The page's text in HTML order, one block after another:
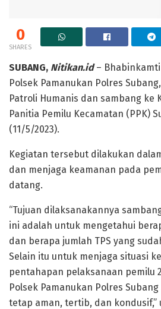
0
SHARES
SUBANG, Nitikan.id–
Polsek Pamanukan Polres
Patroli Humanis dan sambang ke
Panitia Pemilu Kecamatan (PPK)
(11/5/2023).
Kegiatan tersebut dilakukan
dan menjaga keamanan pada
datang.
“Tujuan dilaksanakannya
ini adalah untuk mengetahui
dan berapa jumlah TPS yang
Selain itu untuk menjaga situasi
pentahapan pelaksanaan pemilu
Polsek Pamanukan Polres
tetap aman, tertib, dan kondusif,”